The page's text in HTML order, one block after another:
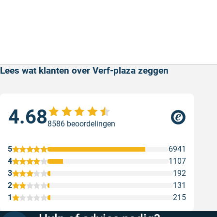
Lees wat klanten over Verf-plaza zeggen
4.688586 beoordelingen
1 215
2 131
3 192
4 1107
5 6941